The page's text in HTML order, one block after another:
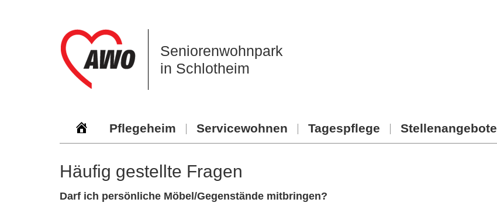
Seniorenwohnpark
in Schlotheim
Pflegeheim Servicewohnen Tagespflege Stellenangebote
Häufig gestellte Fragen
Darf ich persönliche Möbel/Gegenstände mitbringen?